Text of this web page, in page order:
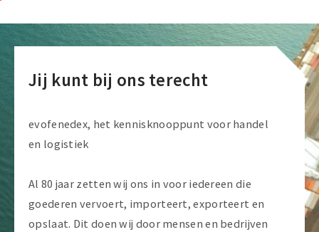
Jij kunt bij ons terecht
evofenedex, het kennisknooppunt voor handel
en logistiek
Al 80 jaar zetten wij ons in voor iedereen die
goederen vervoert, importeert, exporteert en
opslaat. Dit doen wij door mensen en bedrijven